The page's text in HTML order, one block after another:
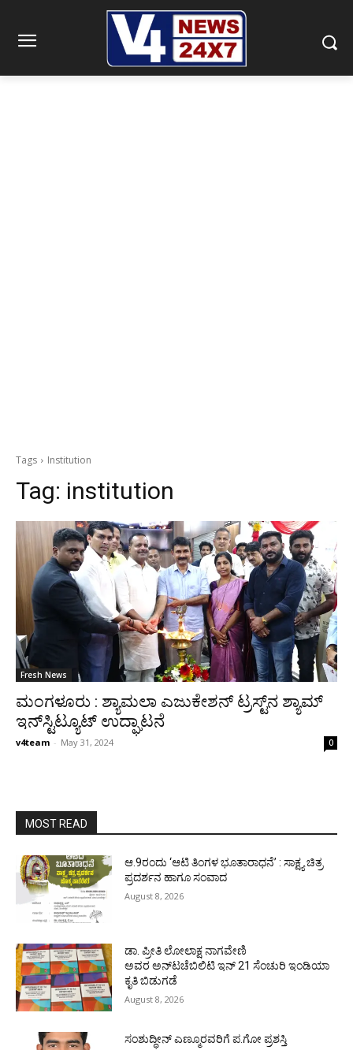
Tags Institution
Tag: institution
Fresh News
ಮಂಗಳೂರು : ಶ್ಯಾಮಲಾ ಎಜುಕೇಶನ್ ಟ್ರಸ್ಟ್‌ನ ಶ್ಯಾಮ್
ಇನ್‌ಸ್ಟಿಟ್ಯೂಟ್ ಉದ್ಘಾಟನೆ
v4team - May 31, 2024 0
MOST READ
ಆ.9ರಂದು ‘ಆಟಿ ತಿಂಗಳ ಭೂತಾರಾಧನೆ’ : ಸಾಕ್ಷ್ಯ ಚಿತ್ರ
ಪ್ರದರ್ಶನ ಹಾಗೂ ಸಂವಾದ
August 8, 2026
ಡಾ. ಪ್ರೀತಿ ಲೋಲಾಕ್ಷ ನಾಗವೇಣಿ
ಅವರ ಅನ್‌ಟಚೆಬಿಲಿಟಿ ಇನ್ 21 ಸೆಂಚುರಿ ಇಂಡಿಯಾ
ಕೃತಿ ಬಿಡುಗಡೆ
August 8, 2026
ಸಂಶುದ್ಧೀನ್ ಎಣ್ಮೂರವರಿಗೆ ಪ.ಗೋ ಪ್ರಶಸ್ತಿ